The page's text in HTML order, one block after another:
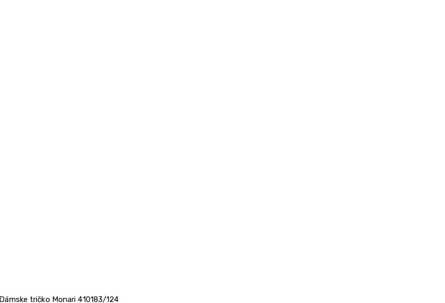
Dámske tričko Monari 410183/124